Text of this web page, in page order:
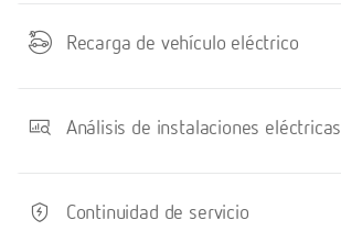
Recarga de vehículo eléctrico
Análisis de instalaciones eléctricas
Continuidad de servicio